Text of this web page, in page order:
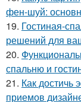
фен-шуй:
19. Гостиная-
решений для
20.
спальню и
21. Как
приемов